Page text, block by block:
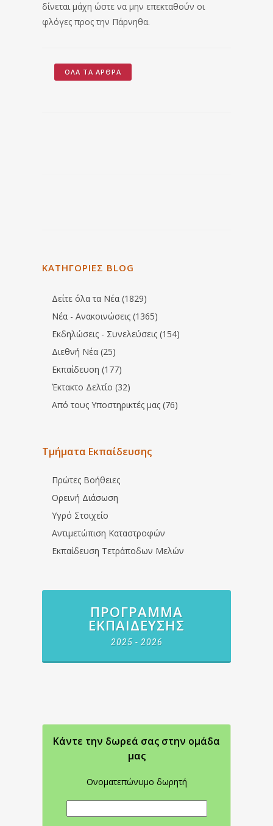
δίνεται μάχη ώστε να μην επεκταθούν οι
φλόγες προς την Πάρνηθα.
ΌΛΑ ΤΑ ΆΡΘΡΑ
ΚΑΤΗΓΟΡΙΕΣ BLOG
Δείτε όλα τα Νέα (1829)
Νέα - Ανακοινώσεις (1365)
Εκδηλώσεις - Συνελεύσεις (154)
Διεθνή Νέα (25)
Εκπαίδευση (177)
Έκτακτο Δελτίο (32)
Από τους Υποστηρικτές μας (76)
Τμήματα Εκπαίδευσης
Πρώτες Βοήθειες
Ορεινή Διάσωση
Υγρό Στοιχείο
Αντιμετώπιση Καταστροφών
Εκπαίδευση Τετράποδων Μελών
ΠΡΌΓΡΑΜΜΑ
ΕΚΠΑΊΔΕΥΣΗΣ
2025 - 2026
Κάντε την δωρεά σας στην oμάδα
μας
Ονοματεπώνυμο δωρητή